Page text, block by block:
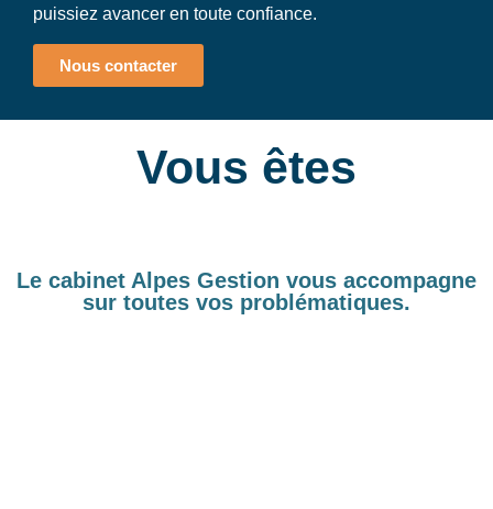
puissiez avancer en toute confiance.
Nous contacter
Vous êtes
Le cabinet Alpes Gestion vous accompagne
sur toutes vos problématiques.